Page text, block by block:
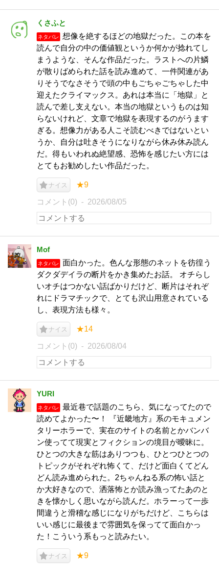
くさふと
ネタバレ
想像を絶するほどの地獄だった。この本を
読んで自分の中の価値観というか何かが捻れてし
まうような、そんな作品だった。ラストへの片鱗
が散りばめられた話を読み進めて、一件関連があ
りそうでなさそうで頭の中もごちゃごちゃした中
迎えたクライマックス。あれは本当に「地獄」と
読んで差し支えない。本当の地獄というものは知
らないけれど、文章で地獄を表現するのがうます
ぎる。想像力がある人こそ読むべきではないとい
うか、自分は吐きそうになりながら休み休み読ん
だ。得もいわれぬ絶望感、恐怖を感じたい方には
とてもお勧めしたい作品だった。
ナイス ★9
コメント(0) 2026/08/05
Mof
ネタバレ
面白かった。色んな形態のネットを彷徨う
ダクダデイラの断片をかき集めたお話。 オチらし
いオチはつかない話ばかりだけど、断片はそれぞ
れにドラマチックで、とても沢山用意されている
し、表現方法も様々。
ナイス ★14
コメント(0) 2026/08/04
YURI
ネタバレ
最近巷で話題のこちら、気になってたので
読めてよかった〜！ 『近畿地方』系のモキュメン
タリーホラーで、実在のサイトの名前とかバンバ
ン使ってて現実とフィクションの境目が曖昧に。
ひとつの大きな筋はありつつも、ひとつひとつの
トピックがそれぞれ怖くて、だけど面白くてどん
どん読み進められた。2ちゃんねる系の怖い話と
か大好きなので、洒落怖とか読み漁ってたあのと
きを懐かしく思いながら読んだ。ホラーって一歩
間違うと滑稽な感じになりがちだけど、こちらは
いい感じに最後まで雰囲気を保ってて面白かっ
た！こういう系もっと読みたい。
ナイス ★9